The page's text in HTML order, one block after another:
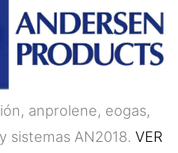
anprolene, eogas,
sistemas AN2018. VER